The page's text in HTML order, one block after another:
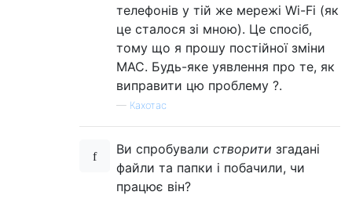
телефонів у тій же мережі Wi-Fi (як
це сталося зі мною). Це спосіб,
тому що я прошу постійної зміни
MAC. Будь-яке уявлення про те, як
виправити цю проблему ?.
— Кахотас
Ви спробували створити згадані
файли та папки і побачили, чи
працює він?